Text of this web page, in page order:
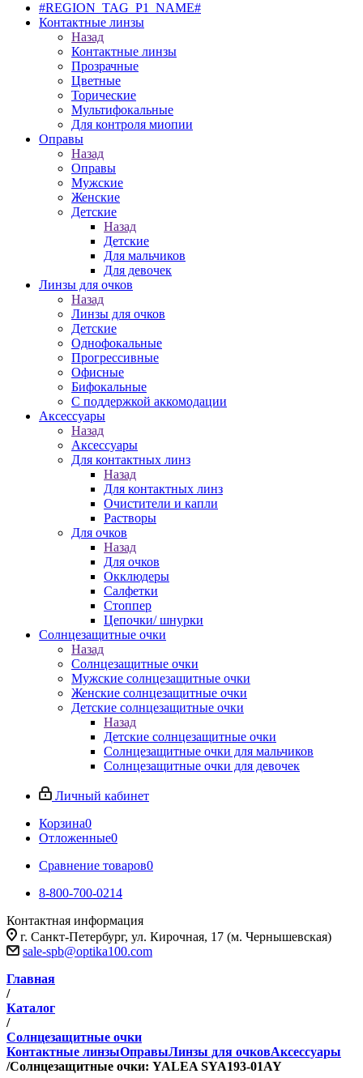
#REGION_TAG_P1_NAME#
Контактные линзы
Назад
Контактные линзы
Прозрачные
Цветные
Торические
Мультифокальные
Для контроля миопии
Оправы
Назад
Оправы
Мужские
Женские
Детские
Назад
Детские
Для мальчиков
Для девочек
Линзы для очков
Назад
Линзы для очков
Детские
Однофокальные
Прогрессивные
Офисные
Бифокальные
С поддержкой аккомодации
Аксессуары
Назад
Аксессуары
Для контактных линз
Назад
Для контактных линз
Очистители и капли
Растворы
Для очков
Назад
Для очков
Окклюдеры
Салфетки
Стоппер
Цепочки/ шнурки
Солнцезащитные очки
Назад
Солнцезащитные очки
Мужские солнцезащитные очки
Женские солнцезащитные очки
Детские солнцезащитные очки
Назад
Детские солнцезащитные очки
Солнцезащитные очки для мальчиков
Солнцезащитные очки для девочек
Личный кабинет
Корзина0
Отложенные0
Сравнение товаров0
8-800-700-0214
Контактная информация
г. Санкт-Петербург, ул. Кирочная, 17 (м. Чернышевская)
sale-spb@optika100.com
Главная
/
Каталог
/
Солнцезащитные очки
Контактные линзыОправыЛинзы для очковАксессуары
/Солнцезащитные очки: YALEA SYA193-01AY